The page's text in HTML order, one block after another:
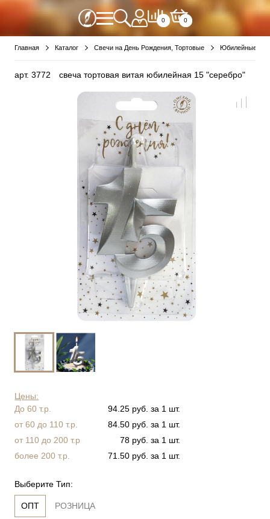
0 0
Главная Каталог Свечи на День Рождения, Тортовые Юбилейные
арт.3772 свеча тортовая витая юбилейная 15 "серебро"
Цены:
До 60 т.р.
94.25 руб. за 1 шт.
от 60 до 110 т.р.
84.50 руб. за 1 шт.
от 110 до 200 т.р
78 руб. за 1 шт.
более 200 т.р.
71.50 руб. за 1 шт.
Выберите Тип:
ОПТ РОЗНИЦА